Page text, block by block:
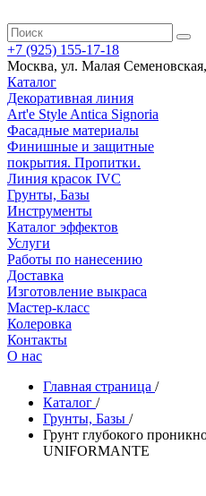
+7 (925) 155-17-18
Москва, ул. Малая
Каталог
Декоративная линия
Art'e Style Antica Signoria
Фасадные материалы
Финишные и защитные
покрытия. Пропитки.
Линия красок IVC
Грунты, Базы
Инструменты
Каталог эффектов
Услуги
Работы по нанесению
Доставка
Изготовление выкраса
Мастер-класс
Колеровка
Контакты
О нас
Главная страница /
Каталог /
Грунты, Базы /
Грунт глубокого
UNIFORMANTE